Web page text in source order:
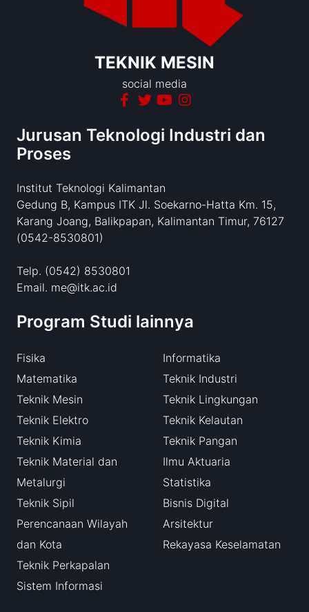
TEKNIK MESIN
social media
Jurusan Teknologi Industri dan
Proses
Institut Teknologi Kalimantan
Gedung B, Kampus ITK Jl. Soekarno-Hatta Km. 15,
Karang Joang, Balikpapan, Kalimantan Timur, 76127
(0542-8530801)
Telp. (0542) 8530801
Email. me@itk.ac.id
Program Studi lainnya
Fisika
Matematika
Teknik Mesin
Teknik Elektro
Teknik Kimia
Teknik Material dan
Metalurgi
Teknik Sipil
Perencanaan Wilayah
dan Kota
Teknik Perkapalan
Sistem Informasi
Informatika
Teknik Industri
Teknik Lingkungan
Teknik Kelautan
Teknik Pangan
Ilmu Aktuaria
Statistika
Bisnis Digital
Arsitektur
Rekayasa Keselamatan